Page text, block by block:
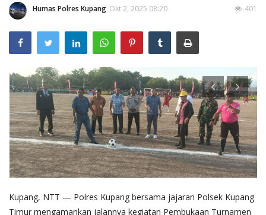
Giat Ops
Lantas
Jurnal Kamtibmas
Satwil
Humas Polres Kupang Okt 2, 2025 08:20 401
Kupang, NTT — Polres Kupang bersama jajaran Polsek Kupang
Timur mengamankan jalannya kegiatan Pembukaan Turnamen